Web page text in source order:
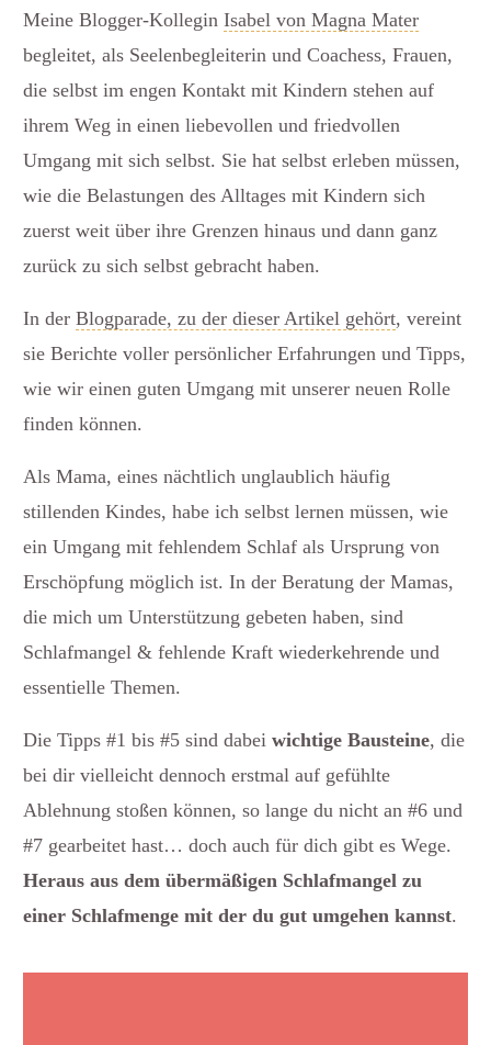
Meine Blogger-Kollegin Isabel von Magna Mater
begleitet, als Seelenbegleiterin und Coachess, Frauen,
die selbst im engen Kontakt mit Kindern stehen auf
ihrem Weg in einen liebevollen und friedvollen
Umgang mit sich selbst. Sie hat selbst erleben müssen,
wie die Belastungen des Alltages mit Kindern sich
zuerst weit über ihre Grenzen hinaus und dann ganz
zurück zu sich selbst gebracht haben.
In der Blogparade, zu der dieser Artikel gehört, vereint
sie Berichte voller persönlicher Erfahrungen und Tipps,
wie wir einen guten Umgang mit unserer neuen Rolle
finden können.
Als Mama, eines nächtlich unglaublich häufig
stillenden Kindes, habe ich selbst lernen müssen, wie
ein Umgang mit fehlendem Schlaf als Ursprung von
Erschöpfung möglich ist. In der Beratung der Mamas,
die mich um Unterstützung gebeten haben, sind
Schlafmangel & fehlende Kraft wiederkehrende und
essentielle Themen.
Die Tipps #1 bis #5 sind dabei wichtige Bausteine, die
bei dir vielleicht dennoch erstmal auf gefühlte
Ablehnung stoßen können, so lange du nicht an #6 und
#7 gearbeitet hast… doch auch für dich gibt es Wege.
Heraus aus dem übermäßigen Schlafmangel zu
einer Schlafmenge mit der du gut umgehen kannst.